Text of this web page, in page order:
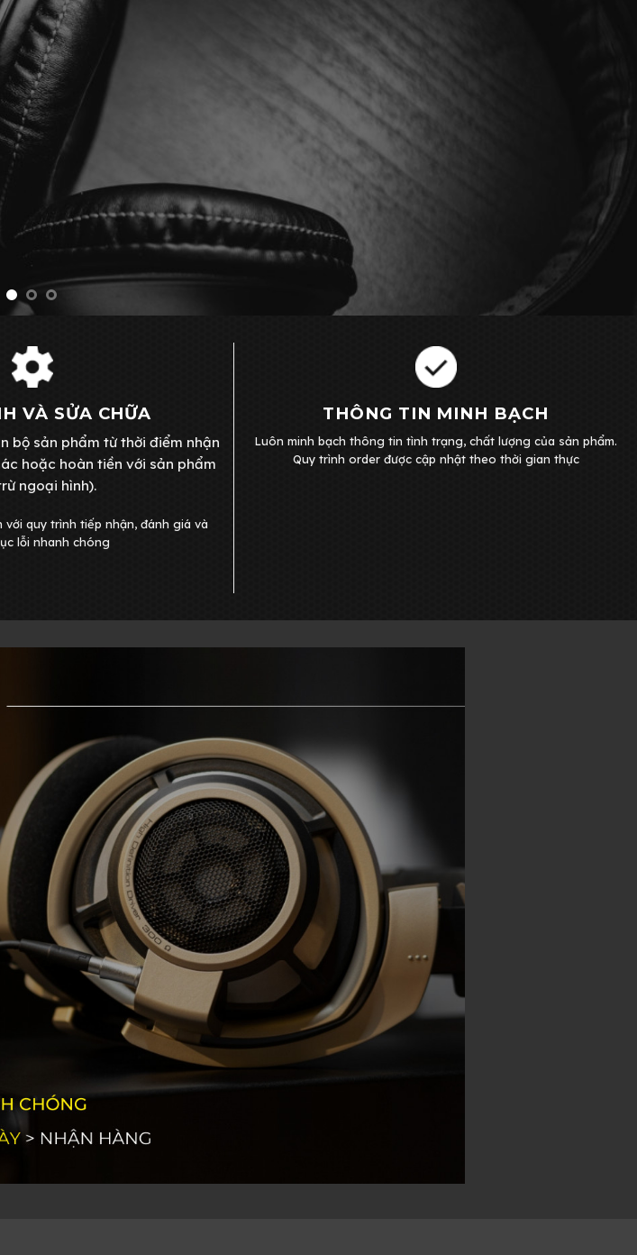
deal hấp dẫn nhất !
VÀ SỬA CHỮA
bộ sản phẩm từ thời điểm nhận
hoặc hoàn tiền với sản phẩm
ngoại hình).
quy trình tiếp nhận, đánh giá và
lỗi nhanh chóng
THÔNG TIN MINH BẠCH
Luôn minh bạch thông tin tình trạng, chất lượng của sản phẩm.
Quy trình order được cập nhật theo thời gian thực